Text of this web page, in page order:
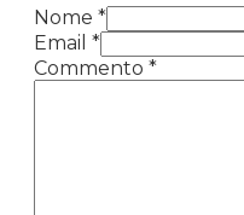
Nome *
Email *
Commento *